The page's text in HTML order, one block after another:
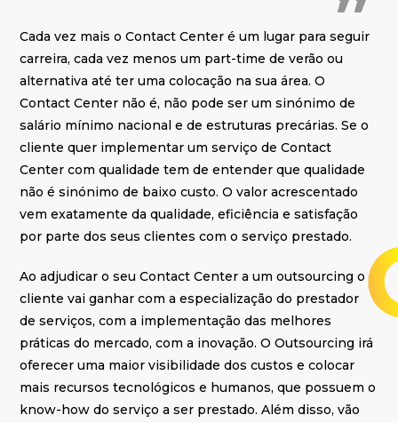
Cada vez mais o Contact Center é um lugar para seguir
carreira, cada vez menos um part-time de verão ou
alternativa até ter uma colocação na sua área. O
Contact Center não é, não pode ser um sinónimo de
salário mínimo nacional e de estruturas precárias. Se o
cliente quer implementar um serviço de Contact
Center com qualidade tem de entender que qualidade
não é sinónimo de baixo custo. O valor acrescentado
vem exatamente da qualidade, eficiência e satisfação
por parte dos seus clientes com o serviço prestado.
Ao adjudicar o seu Contact Center a um outsourcing o
cliente vai ganhar com a especialização do prestador
de serviços, com a implementação das melhores
práticas do mercado, com a inovação. O Outsourcing irá
oferecer uma maior visibilidade dos custos e colocar
mais recursos tecnológicos e humanos, que possuem o
know-how do serviço a ser prestado. Além disso, vão